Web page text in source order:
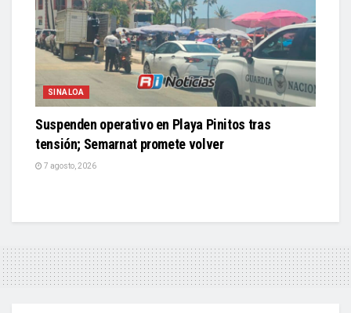
SINALOA
Suspenden operativo en Playa Pinitos tras
tensión; Semarnat promete volver
7 agosto, 2026